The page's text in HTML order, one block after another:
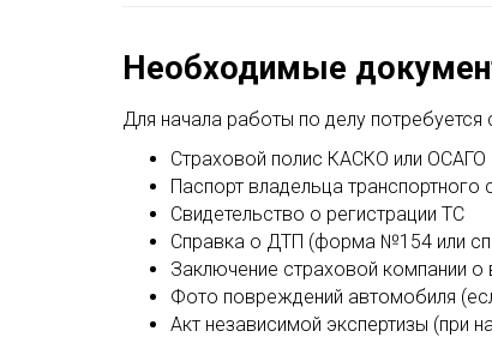
Необходимые
Для начала работы по делу
Страховой полис КАСКО или ОСАГО
Паспорт владельца транспортного
Свидетельство о регистрации ТС
Справка о ДТП (форма №154 или
Заключение страховой компании о
Фото повреждений автомобиля
Акт независимой экспертизы (при